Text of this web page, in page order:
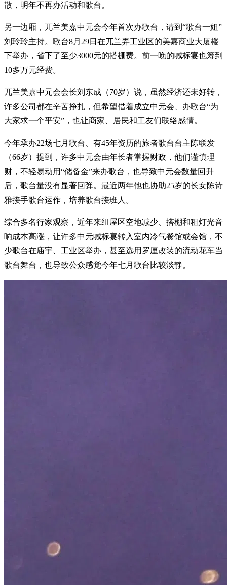
散，明年不再办活动和歌台。
另一边厢，兀兰美嘉中元会今年首次办歌台，请到“歌台一姐”
刘玲玲主持。歌台8月29日在兀兰弄工业区的美嘉商业大厦楼
下举办，省下了至少3000元的搭棚费。前一晚的喊标宴也筹到
10多万元经费。
兀兰美嘉中元会会长刘东成（70岁）说，虽然经济还未好转，
许多公司都在辛苦挣扎，但希望借着成立中元会、办歌台“为
大家求一个平安”，也让商家、居民和工友们联络感情。
今年承办22场七月歌台、有45年资历的旅者歌台台主陈联发
（66岁）提到，许多中元会由年长者掌握财政，他们谨慎理
财，不轻易动用“储备金”来办歌台，也导致中元会数量回升
后，歌台量没有显著回弹。最近两年他也协助25岁的长女陈诗
雅接手歌台运作，培养歌台接班人。
综合多名行家观察，近年来组屋区空地减少、搭棚和租灯光音
响成本高涨，让许多中元喊标宴转入室内冷气餐馆或会馆，不
少歌台在庙宇、工业区举办，甚至选用罗厘改装的流动花车当
歌台舞台，也导致公众感觉今年七月歌台比较淡静。